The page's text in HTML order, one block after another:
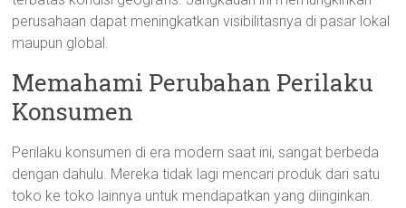
perusahaan dapat meningkatkan visibilitasnya di pasar lokal
maupun global.
Memahami Perubahan Perilaku
Konsumen
Perilaku konsumen di era modern saat ini, sangat berbeda
dengan dahulu. Mereka tidak lagi mencari produk dari satu
toko ke toko lainnya untuk mendapatkan yang diinginkan.